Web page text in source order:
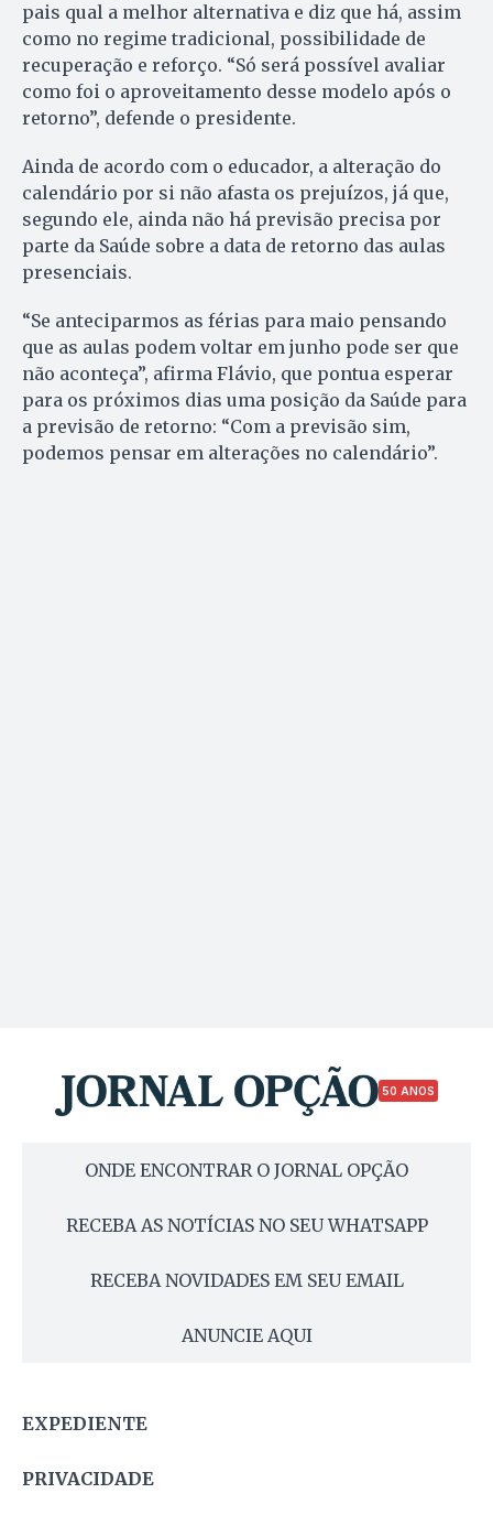
pais qual a melhor alternativa e diz que há, assim
como no regime tradicional, possibilidade de
recuperação e reforço. “Só será possível avaliar
como foi o aproveitamento desse modelo após o
retorno”, defende o presidente.
Ainda de acordo com o educador, a alteração do
calendário por si não afasta os prejuízos, já que,
segundo ele, ainda não há previsão precisa por
parte da Saúde sobre a data de retorno das aulas
presenciais.
“Se anteciparmos as férias para maio pensando
que as aulas podem voltar em junho pode ser que
não aconteça”, afirma Flávio, que pontua esperar
para os próximos dias uma posição da Saúde para
a previsão de retorno: “Com a previsão sim,
podemos pensar em alterações no calendário”.
50 ANOS
ONDE ENCONTRAR O JORNAL OPÇÃO
RECEBA AS NOTÍCIAS NO SEU WHATSAPP
RECEBA NOVIDADES EM SEU EMAIL
ANUNCIE AQUI
EXPEDIENTE
PRIVACIDADE